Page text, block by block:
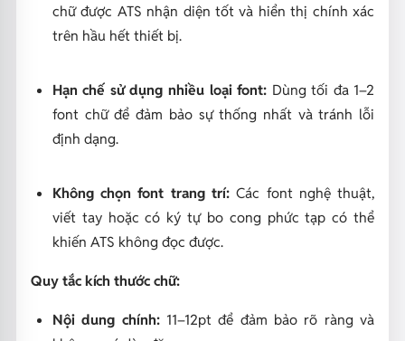
chữ được ATS nhận diện tốt và hiển thị chính xác
trên hầu hết thiết bị.
Hạn chế sử dụng nhiều loại font: Dùng tối đa 1–2
font chữ để đảm bảo sự thống nhất và tránh lỗi
định dạng.
Không chọn font trang trí: Các font nghệ thuật,
viết tay hoặc có ký tự bo cong phức tạp có thể
khiến ATS không đọc được.
Quy tắc kích thước chữ:
Nội dung chính:11–12pt để đảm bảo rõ ràng và